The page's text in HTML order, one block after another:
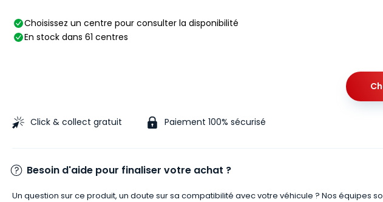
Choisissez un centre pour consulter la disponibilité
En stock dans 61 centres
Click & collect gratuit Paiement 100% sécurisé
Besoin d'aide pour finaliser votre achat ?
Un question sur ce produit, un doute sur sa compatibilité avec votre véhicule ? Nos équipes